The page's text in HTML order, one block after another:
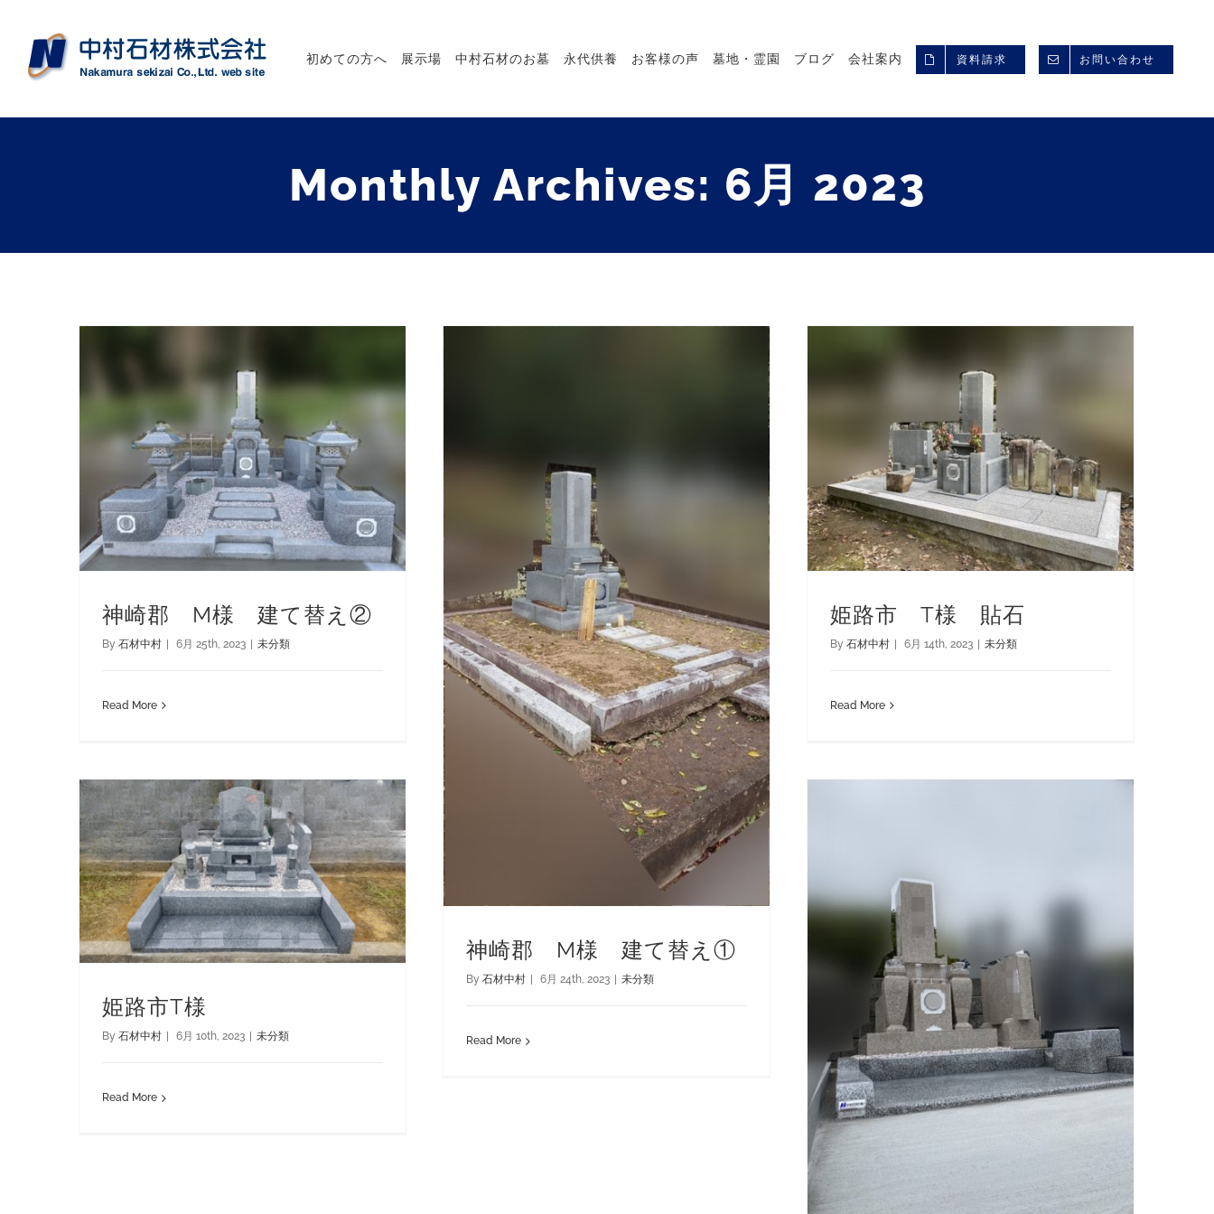
初めての方へ 展示場 中村石材のお墓 永代供養 お客様の声 墓地・霊園 ブログ 会社案内 資料請求 お問い合わせ
Monthly Archives: 6月 2023
神崎郡 M様 建て替え②
By 石材中村 6月 25th, 2023 未分類
Read More
神崎郡 M様 建て替え①
By 石材中村 6月 24th, 2023 未分類
Read More
姫路市 T様 貼石
By 石材中村 6月 14th, 2023 未分類
Read More
姫路市T様
By 石材中村 6月 10th, 2023 未分類
Read More